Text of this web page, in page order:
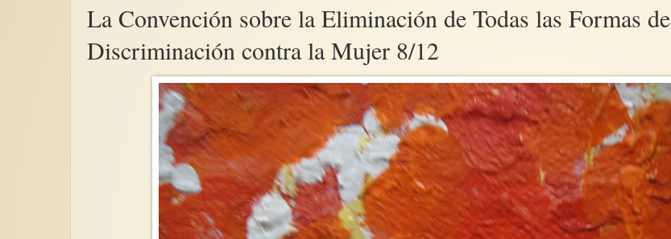
La Convención sobre la Eliminación de Todas las Formas de
Discriminación contra la Mujer 8/12